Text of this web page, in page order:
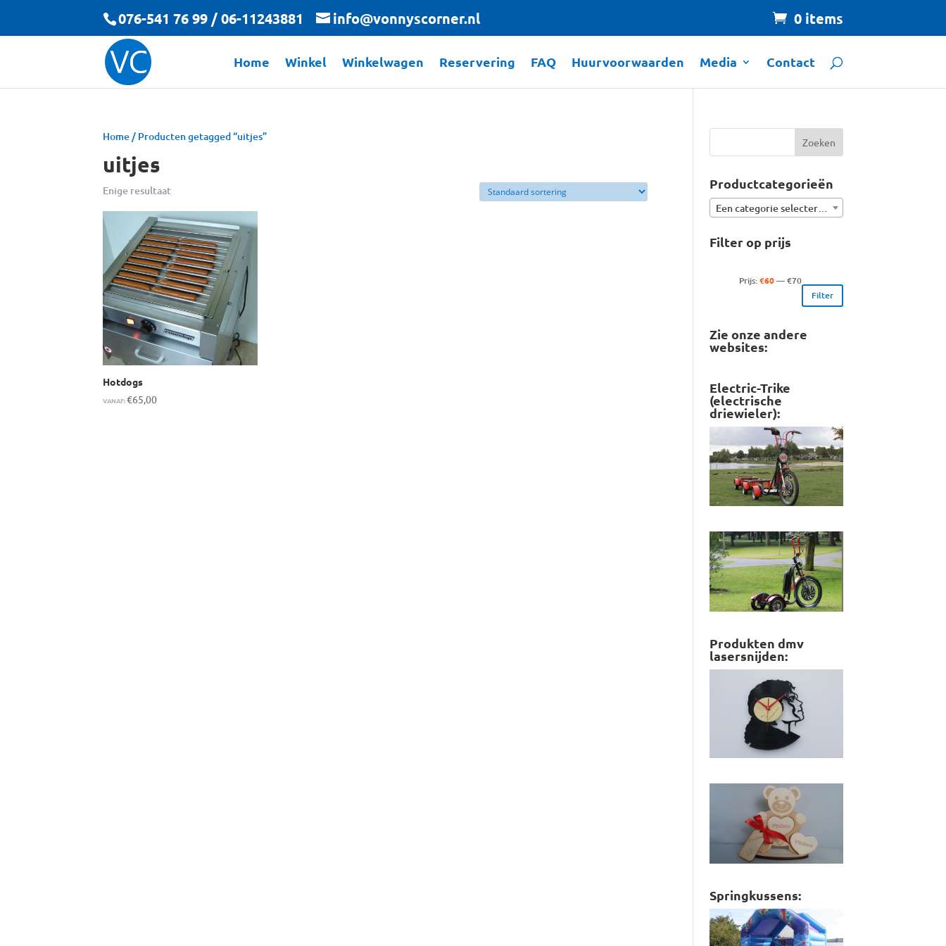
076-541 76 99 / 06-11243881 info@vonnyscorner.nl 0 items
Home Winkel Winkelwagen Reservering FAQ Huurvoorwaarden Media Contact
Home/ Producten getagged “uitjes”
uitjes
Enige resultaat
Hotdogs
VANAF:€65,00
Productcategorieën
Een categorie selecteren
Filter op prijs
Filter
Prijs:€60—€70
Zie onze andere
websites:
Electric-Trike
(electrische
driewieler):
Produkten dmv
lasersnijden:
Springkussens: